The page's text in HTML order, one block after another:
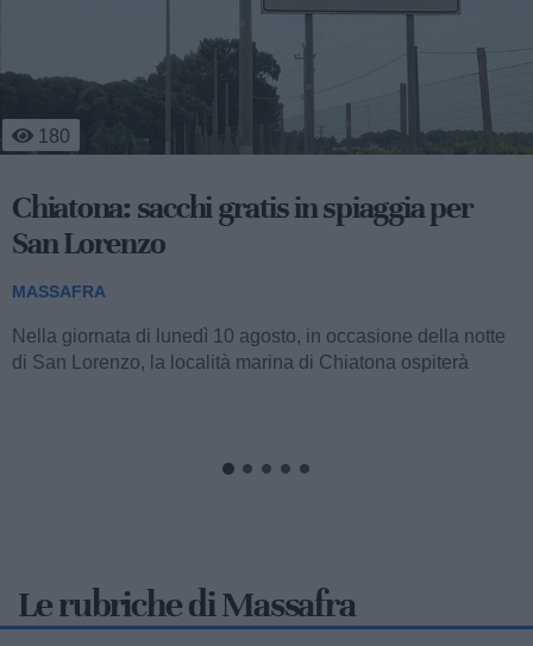
653
Emergenza caldo Massafra: un aiuto per
anziani e fragili
MASSAFRA
Anche per la stagione estiva in corso, l'amministrazione
comunale guidata dalla sindaca Giancarla Zaccaro,
Le rubriche di Massafra